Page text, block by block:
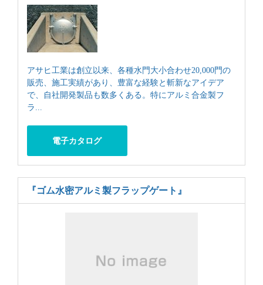
アサヒ工業は創立以来、各種水門大小合わせ20,000門の
販売、施工実績があり、豊富な経験と斬新なアイデア
で、自社開発製品も数多くある。特にアルミ合金製フ
ラ...
電子カタログ
『ゴム水密アルミ製フラップゲート』